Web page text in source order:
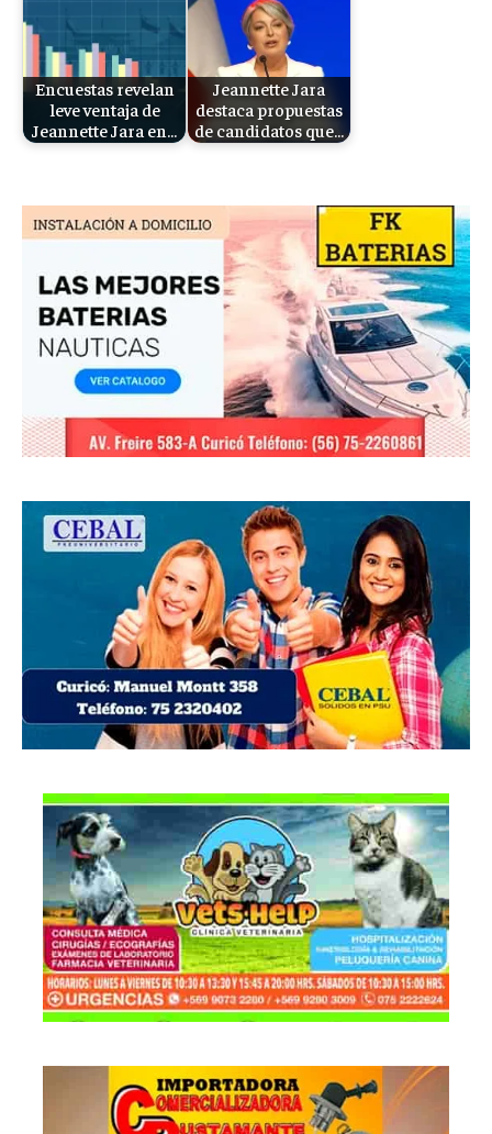
Encuestas revelan
leve ventaja de
Jeannette Jara en…
Jeannette Jara
destaca propuestas
de candidatos que…